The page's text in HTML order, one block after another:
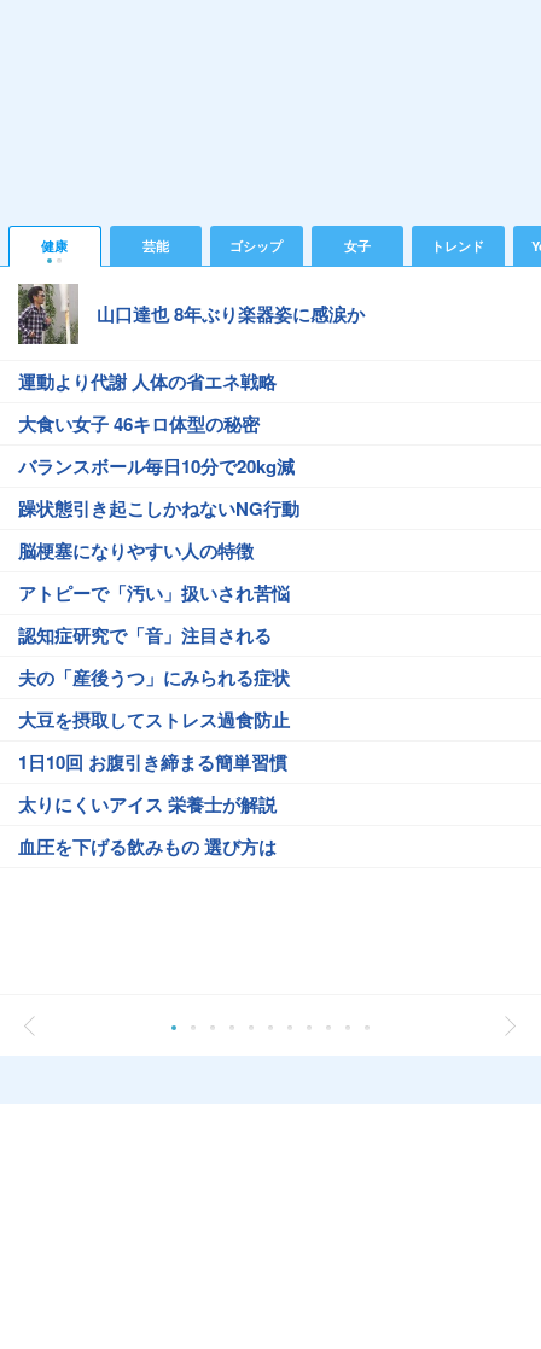
健康 芸能 ゴシップ 女子 トレンド
山口達也 8年ぶり楽器姿に感涙か
運動より代謝 人体の省エネ戦略
大食い女子 46キロ体型の秘密
バランスボール毎日10分で20kg減
躁状態引き起こしかねないNG行動
脳梗塞になりやすい人の特徴
アトピーで「汚い」扱いされ苦悩
認知症研究で「音」注目される
夫の「産後うつ」にみられる症状
大豆を摂取してストレス過食防止
1日10回 お腹引き締まる簡単習慣
太りにくいアイス 栄養士が解説
血圧を下げる飲みもの 選び方は